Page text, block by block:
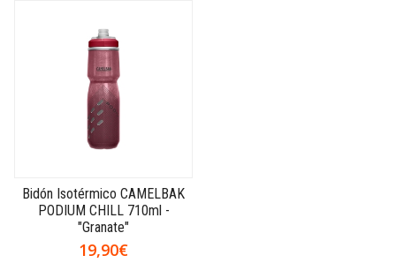
Bidón Isotérmico CAMELBAK
PODIUM CHILL 710ml -
"Granate"
19,90€